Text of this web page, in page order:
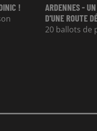
!
ARDENNES -
D'UNE ROUTE
20 ballots de